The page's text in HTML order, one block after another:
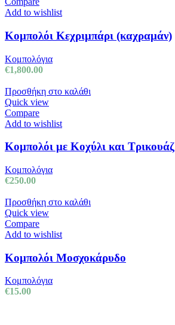
Add to wishlist
Κομπολόι Κεχριμπάρι (καχραμάν)
Κομπολόγια
€1,800.00
Προσθήκη στο καλάθι
Quick view
Compare
Add to wishlist
Κομπολόι με Κοχύλι και Τρικουάζ
Κομπολόγια
€250.00
Προσθήκη στο καλάθι
Quick view
Compare
Add to wishlist
Κομπολόι Μοσχοκάρυδο
Κομπολόγια
€15.00